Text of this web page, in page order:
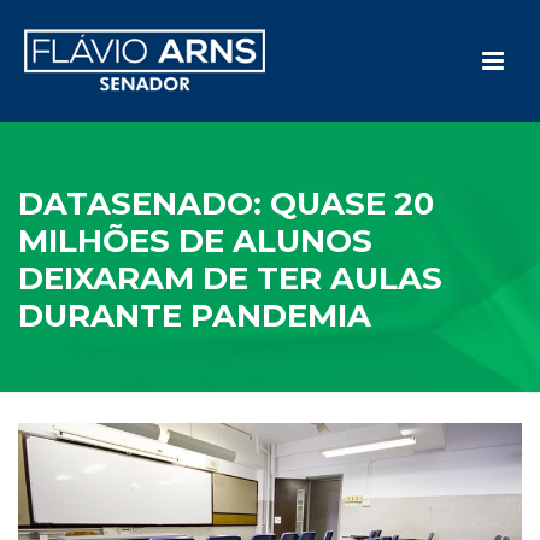
DATASENADO: QUASE 20
MILHÕES DE ALUNOS
DEIXARAM DE TER AULAS
DURANTE PANDEMIA